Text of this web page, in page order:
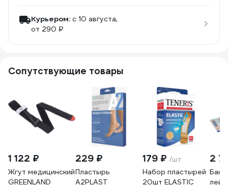
Курьером: c 10 августа,
от 290 ₽
Сопутствующие товары
1 122 ₽
Жгут медицинский
GREENLAND
229 ₽
Пластырь
A2PLAST
179 ₽ /шт
Набор пластырей
20шт ELASTIC
2